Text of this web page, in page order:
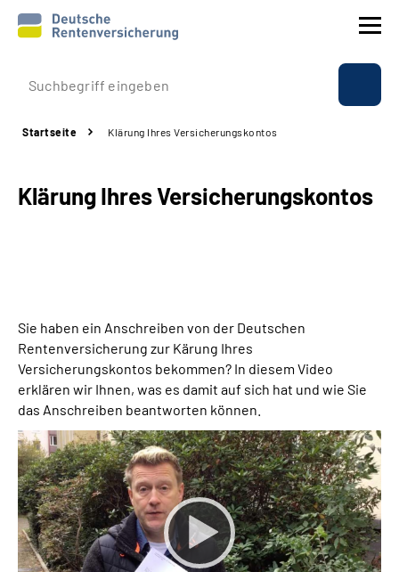
Prävention
Rente
Über uns & Presse
Online-Services
Suche
Language
Inhalte in Gebärdensprache (DGS)
Startseite Klärung Ihres Versicherungskontos
Klärung Ihres Versicherungskontos
Sie haben ein Anschreiben von der Deutschen
Rentenversicherung zur Kärung Ihres
Versicherungskontos bekommen? In diesem Video
erklären wir Ihnen, was es damit auf sich hat und wie Sie
das Anschreiben beantworten können.